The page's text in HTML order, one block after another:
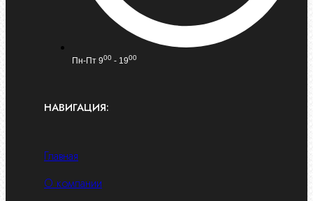
Пн-Пт 900 - 1900
НАВИГАЦИЯ:
Главная
О компании